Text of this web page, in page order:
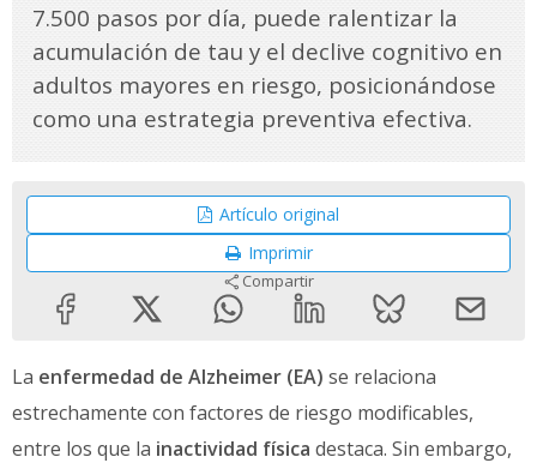
7.500 pasos por día, puede ralentizar la
acumulación de tau y el declive cognitivo en
adultos mayores en riesgo, posicionándose
como una estrategia preventiva efectiva.
Artículo original
Imprimir
Compartir
La enfermedad de Alzheimer (EA) se relaciona
estrechamente con factores de riesgo modificables,
entre los que la inactividad física destaca. Sin embargo,